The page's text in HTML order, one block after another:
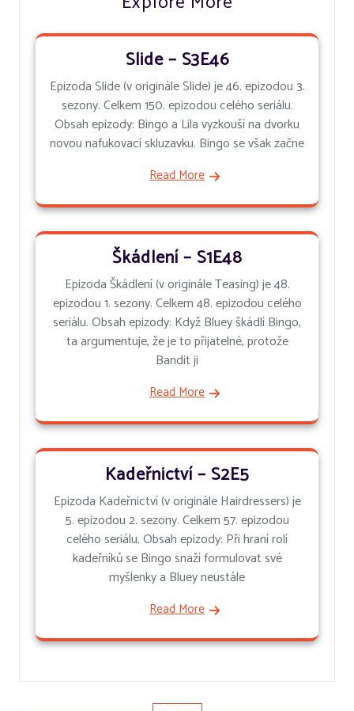
Slide – S3E46
Epizoda Slide (v originále Slide) je 46. epizodou 3.
sezony. Celkem 150. epizodou celého seriálu.
Obsah epizody: Bingo a Lila vyzkouší na dvorku
novou nafukovací skluzavku. Bingo se však začne
Read More
Škádlení – S1E48
Epizoda Škádlení (v originále Teasing) je 48.
epizodou 1. sezony. Celkem 48. epizodou celého
seriálu. Obsah epizody: Když Bluey škádlí Bingo,
ta argumentuje, že je to přijatelné, protože
Bandit ji
Read More
Kadeřnictví – S2E5
Epizoda Kadeřnictví (v originále Hairdressers) je
5. epizodou 2. sezony. Celkem 57. epizodou
celého seriálu. Obsah epizody: Při hraní rolí
kadeřníků se Bingo snaží formulovat své
myšlenky a Bluey neustále
Read More